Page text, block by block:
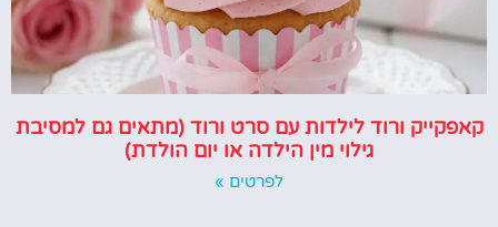
קאפקייק ורוד לילדות עם סרט ורוד (מתאים גם למסיבת
גילוי מין הילדה או יום הולדת)
לפרטים »